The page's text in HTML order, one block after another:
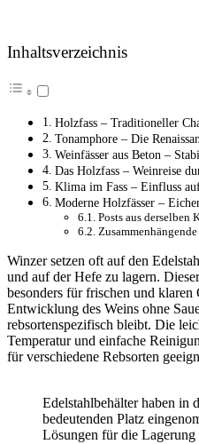
Inhaltsverzeichnis
Holzfass – Traditioneller
Tonamphore – Die
Weinfässer aus Beton –
Das Holzfass – Weinreise
Klima im Fass – Einfluss
Moderne Holzfässer –
Posts aus derselben
Zusammenhängende
Winzer setzen oft auf den
und auf der Hefe zu lagern.
besonders für frischen und
Entwicklung des Weins ohne
rebsortenspezifisch bleibt. Die
Temperatur und einfache
für verschiedene Rebsorten
Edelstahlbehälter haben in
bedeutenden Platz
Lösungen für die